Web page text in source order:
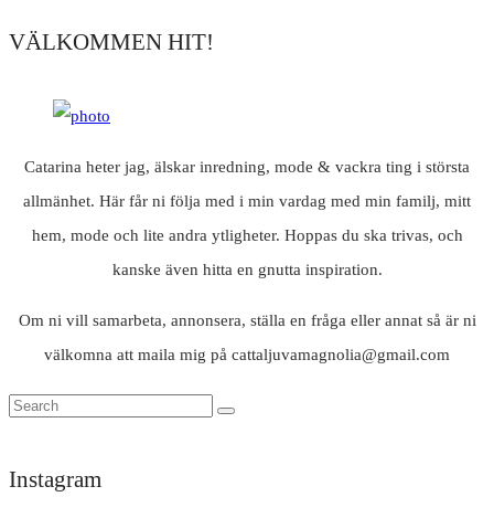
VÄLKOMMEN HIT!
Catarina heter jag, älskar inredning, mode & vackra ting i största
allmänhet. Här får ni följa med i min vardag med min familj, mitt
hem, mode och lite andra ytligheter. Hoppas du ska trivas, och
kanske även hitta en gnutta inspiration.
Om ni vill samarbeta, annonsera, ställa en fråga eller annat så är ni
välkomna att maila mig på cattaljuvamagnolia@gmail.com
Instagram